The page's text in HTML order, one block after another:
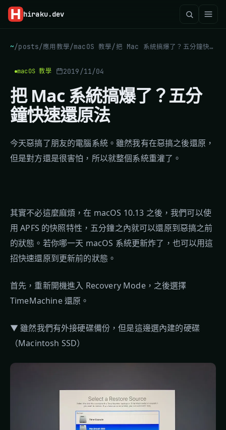
hiraku.dev
~/posts/應用教學/macOS 教學/ 把 Mac 系統搞爆了？五分鐘快速還原法
macOS 教學 2019/11/04
把 Mac 系統搞爆了？五分
鐘快速還原法
今天惡搞了朋友的電腦系統。雖然我有在惡搞之後還原，
但是對方還是很害怕，所以就整個系統重灌了。
其實不必這麼麻煩，在 macOS 10.13 之後，我們可以使
用 APFS 的快照特性，五分鐘之內就可以還原到惡搞之前
的狀態。若你哪一天 macOS 系統更新炸了，也可以用這
招快速還原到更新前的狀態。
首先，重新開機進入 Recovery Mode，之後選擇
TimeMachine 還原。
▼ 雖然我們有外接硬碟備份，但是這邊選內建的硬碟
（Macintosh SSD）